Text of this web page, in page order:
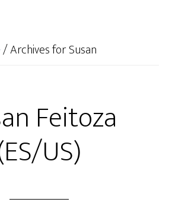
/Archives for Susan
Feitoza
US)